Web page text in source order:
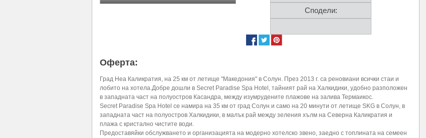
Сподели:
Оферта:
Град Неа Каликратия, на 25 км от летище "Македония" в Солун. През 2013 г. са реновиани всички стаи и
лобито на хотела.Добре дошли в Secret Paradise Spa Hotel, тайният рай на Халкидики, удобно разположен
в западната част на полуостров Касандра, между изумрудените плажове на залива Термаикос.
Secret Paradise Spa Hotel се намира на 35 км от град Солун и само на 20 минути от летище SKG в Солун, в
западната част на полуостров Халкидики, в малък рай между зеления хълм на Северна Каликратия и
плажа с кристално чистите води.
Предоставяйки обслужването и организацията на модерно хотелско звено, заедно с топлината на семеен